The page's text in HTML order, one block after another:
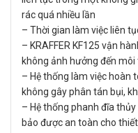
rác quá nhiều lần
– Thời gian làm việc liên
– KRAFFER KF125 vận
không ảnh hưởng đến
– Hệ thống làm việc hoàn
không gây phân tán bụi,
– Hệ thống phanh đĩa
bảo được an toàn cho